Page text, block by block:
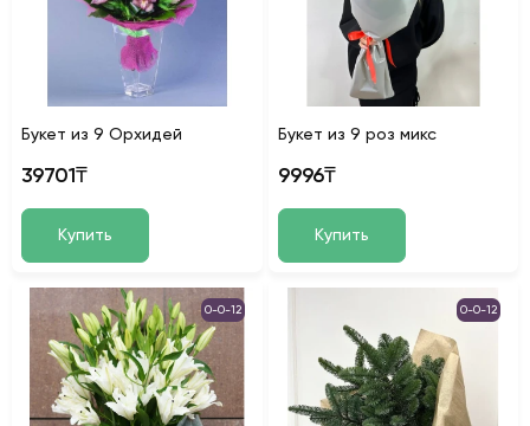
Букет из 9 Орхидей
39701₸
Купить
Букет из 9 роз микс
9996₸
Купить
0-0-12 0-0-12